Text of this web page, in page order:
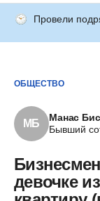
Провели
ОБЩЕСТВО
МБ
Манас
Бывший
девочке